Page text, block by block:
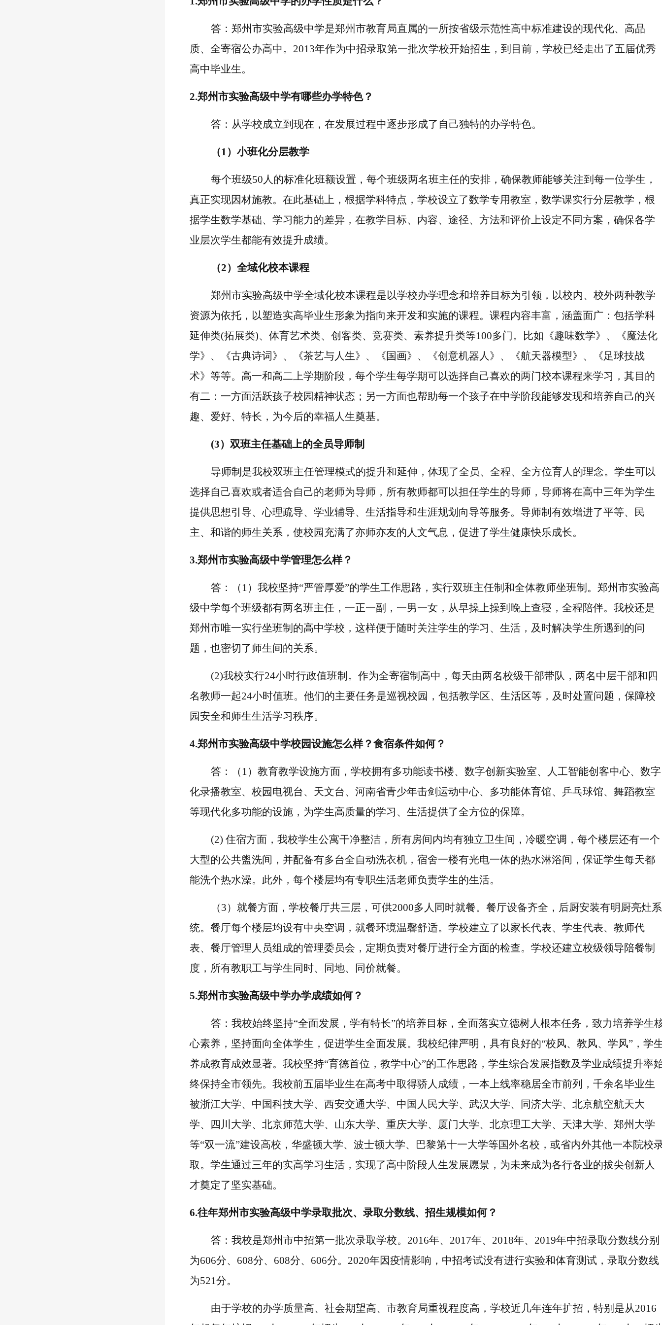
答：郑州市实验高级中学是郑州市教育局直属的一所按省级示范性高中标准建设的现代化、高品
质、全寄宿公办高中。 2013年作为中招录取第一批次学校开始招生，到目前，学校已经走出了五届优秀
高中毕业生。
2.郑州市实验高级中学有哪些办学特色？
答：从学校成立到现在，在发展过程中逐步形成了自己独特的办学特色。
（1） 小班化分层教学
每个班级50人的标准化班额设置， 每个班级两名班主任的安排，确保教师能够关注到每一位学生，
真正实现因材施教。在此基础上，根据学科特点，学校设立了数学专用教室，数学课实行分层教学，根
据学生数学基础、学习能力的差异，在教学目标、内容、途径、方法和评价上设定不同方案， 确保各学
业层次学生都能有效提升成绩。
（2） 全域化校本课程
郑州市实验高级中学全域化校本课程是以学校办学理念和培养目标为引领，以校内、校外两种教学
资源为依托，以塑造实高毕业生形象为指向来开发和实施的课程。课程内容丰富，涵盖面广：包括学科
延伸类(拓展类)、体育艺术类、创客类、竞赛类、素养提升类等100多门。比如《趣味数学》、《魔法化
学》、《古典诗词》、《茶艺与人生》、《国画》、《创意机器人》、《航天器模型》、《足球技战
术》等等。高一和高二上学期阶段，每个学生每学期可以选择自己喜欢的两门校本课程来学习， 其目的
有二：一方面活跃孩子校园精神状态； 另一方面也帮助每一个孩子在中学阶段能够发现和培养自己的兴
趣、爱好、特长，为今后的幸福人生奠基。
(3） 双班主任基础上的全员导师制
导师制是我校双班主任管理模式的提升和延伸， 体现了全员、全程、全方位育人的理念。 学生可以
选择自己喜欢或者适合自己的老师为导师， 所有教师都可以担任学生的导师， 导师将在高中三年为学生
提供思想引导、心理疏导、学业辅导、生活指导和生涯规划向导等服务。导师制有效增进了平等、民
主、和谐的师生关系，使校园充满了亦师亦友的人文气息，促进了学生健康快乐成长。
3.郑州市实验高级中学管理怎么样？
答：（ 1）我校坚持“严管厚爱”的学生工作思路，实行双班主任制和全体教师坐班制。郑州市实验高
级中学每个班级都有两名班主任，一正一副，一男一女，从早操上操到晚上查寝，全程陪伴。 我校还是
郑州市唯一实行坐班制的高中学校， 这样便于随时关注学生的学习、生活，及时解决学生所遇到的问
题，也密切了师生间的关系。
(2)我校实行24小时行政值班制。作为全寄宿制高中，每天由两名校级干部带队，两名中层干部和四
名教师一起24小时值班。 他们的主要任务是巡视校园，包括教学区、生活区等，及时处置问题，保障校
园安全和师生生活学习秩序。
4.郑州市实验高级中学校园设施怎么样？食宿条件如何？
答： （ 1）教育教学设施方面， 学校拥有多功能读书楼、数字创新实验室、 人工智能创客中心、数字
化录播教室、校园电视台、天文台、 河南省青少年击剑运动中心、多功能体育馆、乒乓球馆、舞蹈教室
等现代化多功能的设施，为学生高质量的学习、生活提供了全方位的保障。
(2) 住宿方面， 我校学生公寓干净整洁， 所有房间内均有独立卫生间，冷暖空调， 每个楼层还有一个
大型的公共盥洗间，并配备有多台全自动洗衣机，宿舍一楼有光电一体的热水淋浴间，保证学生每天都
能洗个热水澡。此外， 每个楼层均有专职生活老师负责学生的生活。
（3） 就餐方面，学校餐厅共三层，可供2000多人同时就餐。餐厅设备齐全，后厨安装有明厨亮灶系
统。餐厅每个楼层均设有中央空调，就餐环境温馨舒适。学校建立了以家长代表、学生代表、 教师代
表、餐厅管理人员组成的管理委员会，定期负责对餐厅进行全方面的检查。学校还建立校级领导陪餐制
度，所有教职工与学生同时、
同地、同价就餐。
5.郑州市实验高级中学办学成绩如何？
答： 我校始终坚持“全面发展，学有特长”的培养目标，全面落实立德树人根本任务，致力培养学生
心素养，坚持面向全体学生，促进学生全面发展。 我校纪律严明，具有良好的“校风、教风、学风”，学
养成教育成效显著。 我校坚持“育德首位，教学中心”的工作思路，学生综合发展指数及学业成绩提升率
终保持全市领先。我校前五届毕业生在高考中取得骄人成绩，一本上线率稳居全市前列，千余名毕业生
被浙江大学、中国科技大学、西安交通大学、中国人民大学、武汉大学、同济大学、北京航空航天大
学、四川大学、北京师范大学、山东大学、重庆大学、厦门大学、北京理工大学、天津大学、郑州大学
等“双一流”建设高校，华盛顿大学、波士顿大学、巴黎第十一大学等国外名校，或省内外其他一本院校
取。学生通过三年的实高学习生活 ，实现了高中阶段人生发展愿景，为未来成为各行各业的拔尖创新人
才奠定了坚实基础。
6.往年郑州市实验高级中学录取批次、录取分数线、招生规模如何？
答： 我校是郑州市中招第一批次录取学校。 2016年、2017年、2018年、2019年中招录取分数线分别
为606分、608分、608分、606分。2020年因疫情影响，中招考试没有进行实验和体育测试，录取分数线
为521分。
由于学校的办学质量高、社会期望高、市教育局重视程度高， 学校近几年连年扩招，特别是从2016